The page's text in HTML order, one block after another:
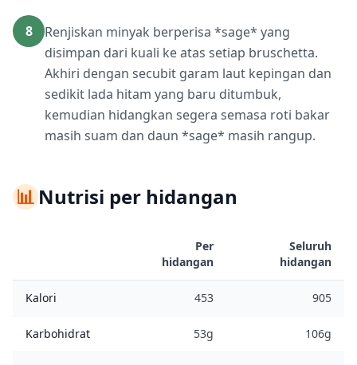
8
Renjiskan minyak berperisa *sage* yang
disimpan dari kuali ke atas setiap bruschetta.
Akhiri dengan secubit garam laut kepingan dan
sedikit lada hitam yang baru ditumbuk,
kemudian hidangkan segera semasa roti bakar
masih suam dan daun *sage* masih rangup.
📊Nutrisi per hidangan
Per
hidangan
Seluruh
hidangan
Kalori 453 905
Karbohidrat 53g 106g